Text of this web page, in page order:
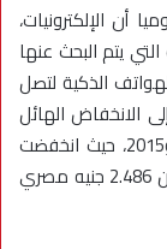
أن الإلكترونيات،
يتم البحث عنها
الذكية لتصل
الزيادةإلى الانخفاض الهائل
لأسعار الهواتف الذكية خلال الفترة من 2012 و2015، حيث انخفضت
بنسبة 72%. يصل متوسط سعر أجهزة الموبايل من 2.486 جنيه مصري